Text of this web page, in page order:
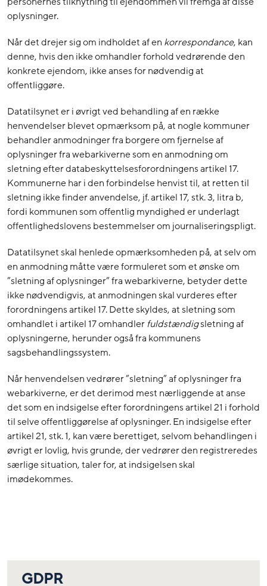
oplysninger.
Når det drejer sig om indholdet af en korrespondance, kan
denne, hvis den ikke omhandler forhold vedrørende den
konkrete ejendom, ikke anses for nødvendig at
offentliggøre.
Datatilsynet er i øvrigt ved behandling af en række
henvendelser blevet opmærksom på, at nogle kommuner
behandler anmodninger fra borgere om fjernelse af
oplysninger fra webarkiverne som en anmodning om
sletning efter databeskyttelsesforordningens artikel 17.
Kommunerne har i den forbindelse henvist til, at retten til
sletning ikke finder anvendelse, jf. artikel 17, stk. 3, litra b,
fordi kommunen som offentlig myndighed er underlagt
offentlighedslovens bestemmelser om journaliseringspligt.
Datatilsynet skal henlede opmærksomheden på, at selv om
en anmodning måtte være formuleret som et ønske om
”sletning af oplysninger” fra webarkiverne, betyder dette
ikke nødvendigvis, at anmodningen skal vurderes efter
forordningens artikel 17. Dette skyldes, at sletning som
omhandlet i artikel 17 omhandlerfuldstændigsletning af
oplysningerne, herunder også fra kommunens
sagsbehandlingssystem.
Når henvendelsen vedrører ”sletning” af oplysninger fra
webarkiverne, er det derimod mest nærliggende at anse
det som en indsigelse efter forordningens artikel 21 i forhold
til selve offentliggørelse af oplysninger. En indsigelse efter
artikel 21, stk. 1, kan være berettiget, selvom behandlingen i
øvrigt er lovlig, hvis grunde, der vedrører den registreredes
særlige situation, taler for, at indsigelsen skal
imødekommes.
GDPR